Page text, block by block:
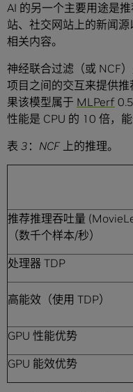
AI 的另一个主要用途是
站、社交网站上的新闻
相关内容。
神经联合过滤（或 NCF
项目之间的交互来提供
果该模型属于 MLPerf
性能是 CPU 的 10 倍，能
表 3 ： NCF 上的推理。
推荐推理吞吐量
（数千个样本/秒）
处理器 TDP
高能效（使用 TDP）
GPU 性能优势
GPU 能效优势